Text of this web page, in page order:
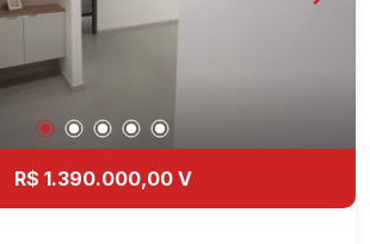
entregue
Uma excelente
com grande potencial de
em aluguel anual ou por temporada.
R$ 1.390.000,00 V